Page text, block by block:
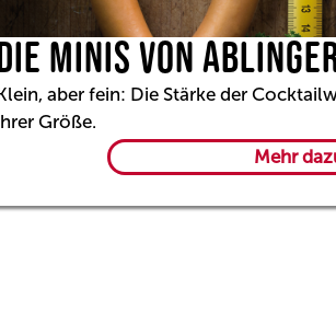
MINIS VON
aber fein: Die Stärke der
Größe.
Mehr